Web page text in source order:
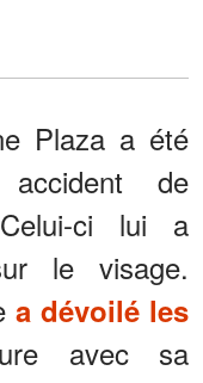
Plaza a été
de
ci lui a
le visage.
a dévoilé les
avec sa